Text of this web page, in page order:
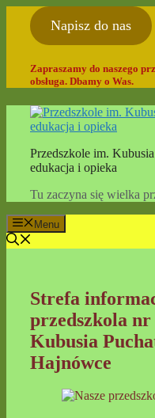
Przejdź
Napisz do nas
Zapraszamy do naszego
obsługa. Dbamy o Was.
Przedszkole im.
edukacja i opieka
Tu zaczyna się wielka
Menu
Strefa
przedszkola nr
Kubusia
Hajnówce